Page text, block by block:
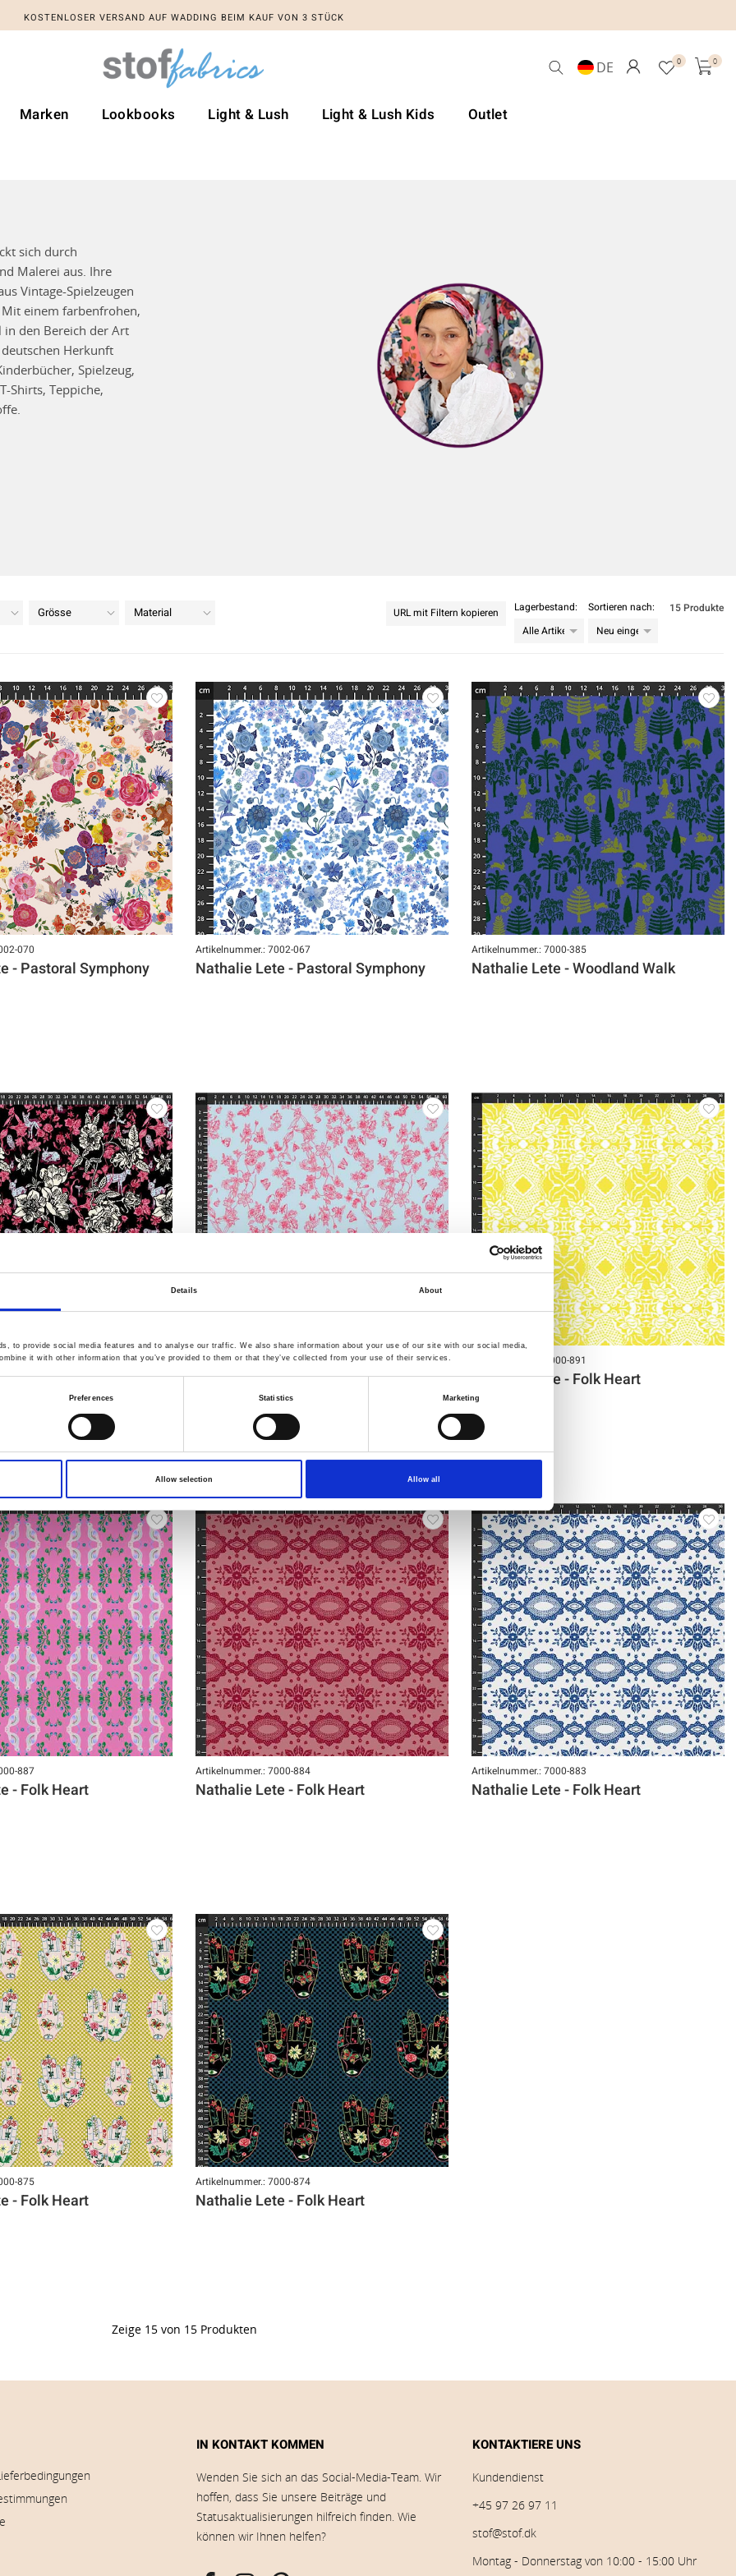
Details About
to provide social media features and to analyse our traffic. We also share information about your use of our site with our social media,
it with other information that you’ve provided to them or that they’ve collected from your use of their services.
Preferences Statistics Marketing
Allow selection Allow all
KOSTENLOSER VERSAND AUF WADDING BEIM KAUF VON 3 STÜCK
DE 0 0
Marken Lookbooks Light & Lush Light & Lush Kids Outlet
sich durch
Malerei aus. Ihre
Vintage-Spielzeugen
einem farbenfrohen,
in den Bereich der Art
Herkunft
Spielzeug,
Shirts, Teppiche,
Grösse Material 15 Produkte
Sortieren nach:
Lagerbestand:
URL mit Filtern kopieren
070
- Pastoral Symphony
Artikelnummer.: 7002-067
Nathalie Lete - Pastoral Symphony
Artikelnummer.: 7000-385
Nathalie Lete - Woodland Walk
376
- Woodland Walk
Artikelnummer.: 7000-375
Nathalie Lete - Woodland Walk
Artikelnummer.: 7000-891
Nathalie Lete - Folk Heart
887
- Folk Heart
Artikelnummer.: 7000-884
Nathalie Lete - Folk Heart
Artikelnummer.: 7000-883
Nathalie Lete - Folk Heart
875
- Folk Heart
Artikelnummer.: 7000-874
Nathalie Lete - Folk Heart
Zeige 15 von 15 Produkten
IN KONTAKT KOMMEN
Wenden Sie sich an das Social-Media-Team. Wir
hoffen, dass Sie unsere Beiträge und
Statusaktualisierungen hilfreich finden. Wie
können wir Ihnen helfen?
KONTAKTIERE UNS
Kundendienst
+45 97 26 97 11
stof@stof.dk
Montag - Donnerstag von 10:00 - 15:00 Uhr